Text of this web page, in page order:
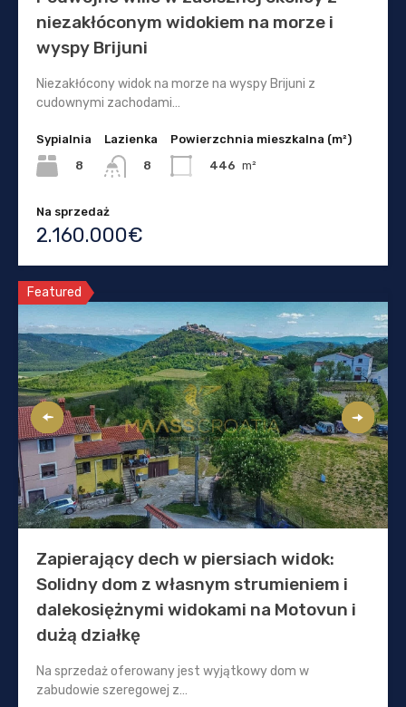
niezakłóconym widokiem na morze i
wyspy Brijuni
Niezakłócony widok na morze na wyspy Brijuni z
cudownymi zachodami…
Sypialnia
8
Lazienka
8
Powierzchnia mieszkalna (m²)
446 m²
Na sprzedaż
2.160.000€
Featured
Zapierający dech w piersiach widok:
Solidny dom z własnym strumieniem i
dalekosiężnymi widokami na Motovun i
dużą działkę
Na sprzedaż oferowany jest wyjątkowy dom w
zabudowie szeregowej z…